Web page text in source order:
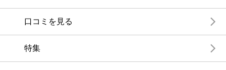
口コミを見る
特集